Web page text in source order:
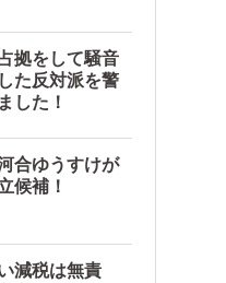
拠をして騒音
た反対派を警
した！
合ゆうすけが
候補！
減税は無責